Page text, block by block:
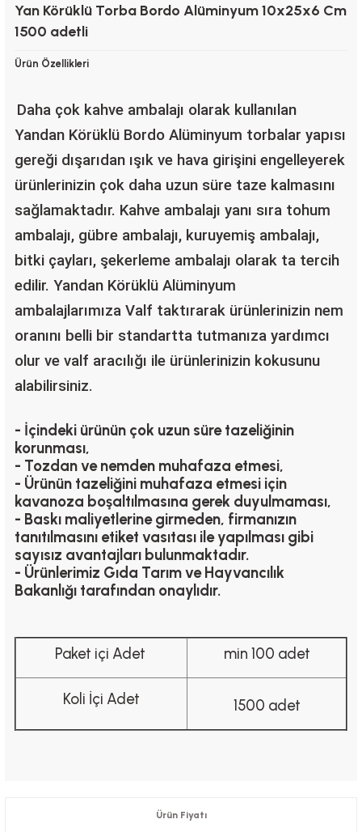
Yan Körüklü Torba Bordo Alüminyum 10x25x6 Cm
1500 adetli
Ürün Özellikleri
Daha çok kahve ambalajı olarak kullanılan
Yandan Körüklü Bordo Alüminyum torbalar yapısı
gereği dışarıdan ışık ve hava girişini engelleyerek
ürünlerinizin çok daha uzun süre taze kalmasını
sağlamaktadır. Kahve ambalajı yanı sıra tohum
ambalajı, gübre ambalajı, kuruyemiş ambalajı,
bitki çayları, şekerleme ambalajı olarak ta tercih
edilir. Yandan Körüklü Alüminyum
ambalajlarımıza Valf taktırarak ürünlerinizin nem
oranını belli bir standartta tutmanıza yardımcı
olur ve valf aracılığı ile ürünlerinizin kokusunu
alabilirsiniz.
- İçindeki ürünün çok uzun süre tazeliğinin
korunması,
- Tozdan ve nemden muhafaza etmesi,
- Ürünün tazeliğini muhafaza etmesi için
kavanoza boşaltılmasına gerek duyulmaması,
- Baskı maliyetlerine girmeden, firmanızın
tanıtılmasını etiket vasıtası ile yapılması gibi
sayısız avantajları bulunmaktadır.
- Ürünlerimiz Gıda Tarım ve Hayvancılık
Bakanlığı tarafından onaylıdır.
Paket içi Adet min 100 adet
Koli İçi Adet 1500 adet
Ürün Fiyatı